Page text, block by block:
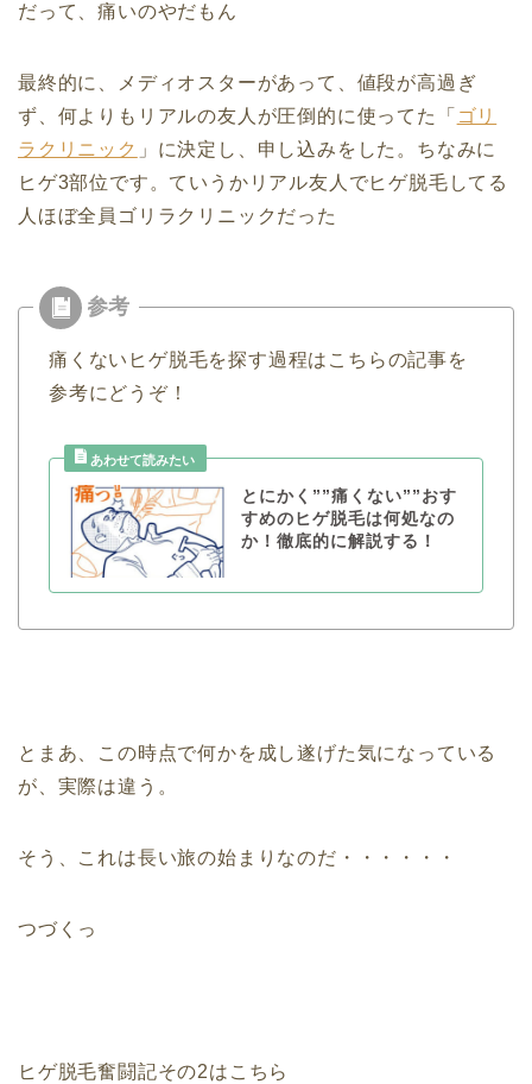
だって、痛いのやだもん
最終的に、メディオスターがあって、値段が高過ぎ
ず、何よりもリアルの友人が圧倒的に使ってた「 ゴリ
ラクリニック 」に決定し、申し込みをした。ちなみに
ヒゲ3部位です。ていうかリアル友人でヒゲ脱毛してる
人ほぼ全員ゴリラクリニックだった
痛くないヒゲ脱毛を探す過程はこちらの記事を
参考にどうぞ！
とにかく””痛くない””おす
すめのヒゲ脱毛は何処なの
か！徹底的に解説する！
とまあ、この時点で何かを成し遂げた気になっている
が、実際は違う。
そう、これは長い旅の始まりなのだ・・・・・・
つづくっ
ヒゲ脱毛奮闘記その2はこちら